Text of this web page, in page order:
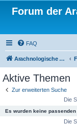
Forum der
FAQ
Arachnologische Gesellschaft e. V.
Aktive Themen
Zur erweiterten Suche
Die
Es wurden keine passenden
Die